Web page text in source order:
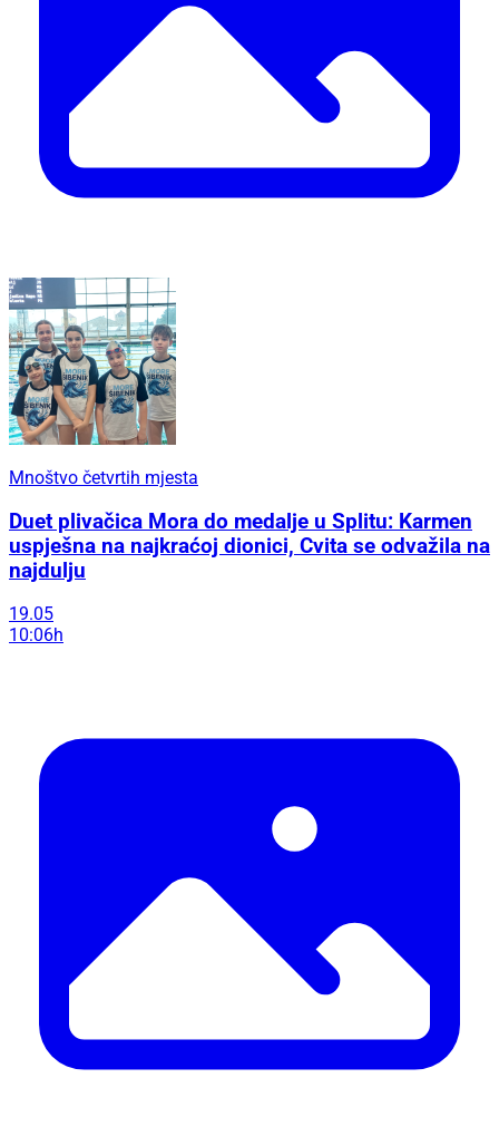
Mnoštvo četvrtih mjesta
Duet plivačica Mora do medalje u Splitu: Karmen
uspješna na najkraćoj dionici, Cvita se odvažila na
najdulju
19.05
10:06h